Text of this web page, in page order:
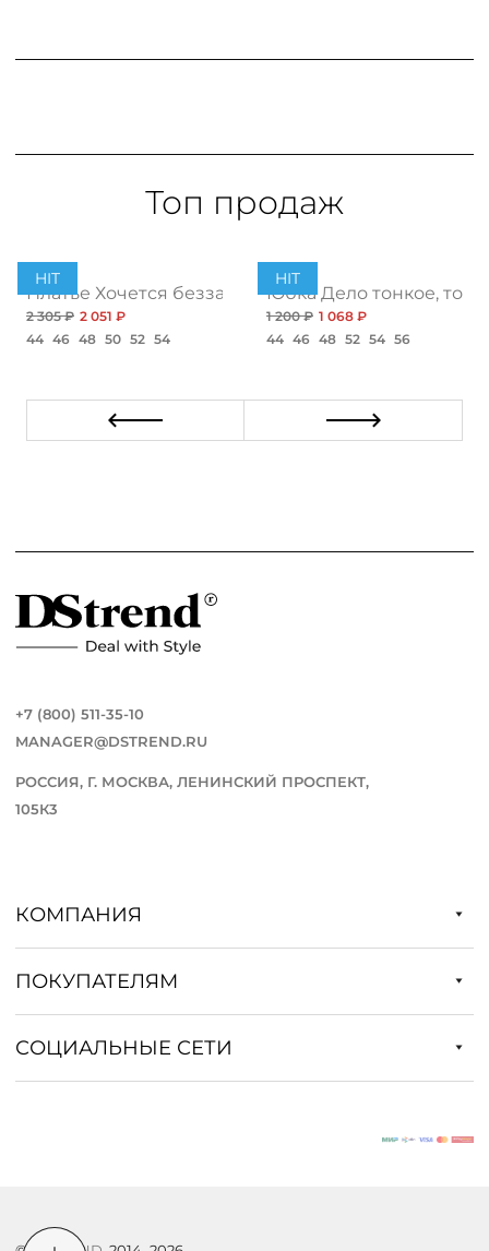
Топ продаж
HIT
Платье Хочется беззаботности, топ
2 305 ₽ 2 051 ₽
44 46 48 50 52 54
HIT
Юбка Дело тонкое, топ
1 200 ₽ 1 068 ₽
44 46 48 52 54 56
+7 (800) 511-35-10
MANAGER@DSTREND.RU
РОССИЯ, Г. МОСКВА, ЛЕНИНСКИЙ ПРОСПЕКТ,
105К3
КОМПАНИЯ
ПОКУПАТЕЛЯМ
СОЦИАЛЬНЫЕ СЕТИ